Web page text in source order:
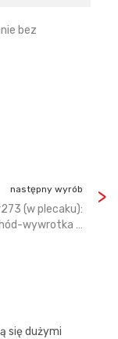
bez
następny wyrób
(w plecaku):
wywrotka …
się dużymi